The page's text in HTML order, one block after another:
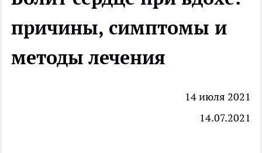
причины, симптомы и
методы лечения
14 июля 2021
14.07.2021